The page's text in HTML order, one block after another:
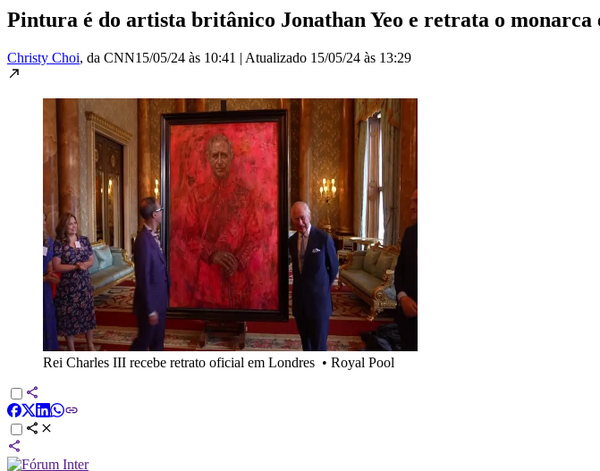
Pintura é do artista britânico Jonathan Yeo e retrata o monarca
Christy Choi, da CNN15/05/24 às 10:41 | Atualizado 15/05/24 às 13:29
Rei Charles III recebe retrato oficial em Londres • Royal Pool